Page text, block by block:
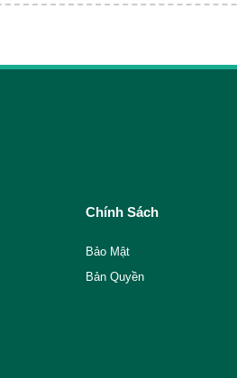
Chính Sách
Bảo Mật
Bản Quyền